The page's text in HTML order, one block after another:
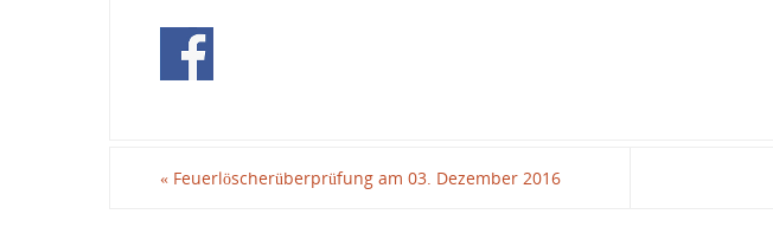
« Feuerlöscherüberprüfung am 03. Dezember 2016